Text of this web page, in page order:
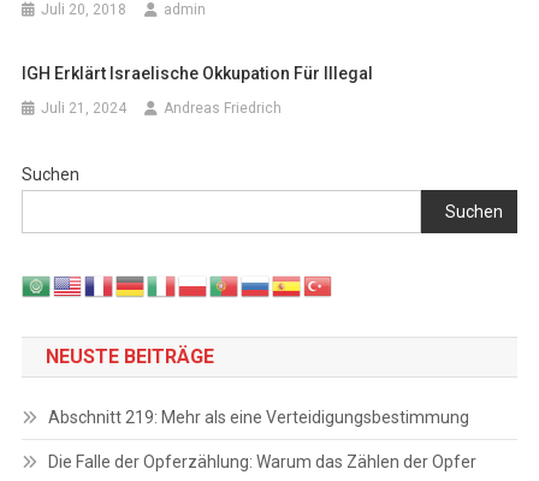
Juli 20, 2018 admin
IGH Erklärt Israelische Okkupation Für Illegal
Juli 21, 2024 Andreas Friedrich
Suchen
Suchen
NEUSTE BEITRÄGE
Abschnitt 219: Mehr als eine Verteidigungsbestimmung
Die Falle der Opferzählung: Warum das Zählen der Opfer